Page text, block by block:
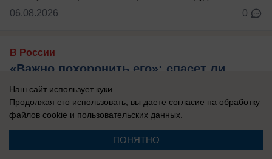
06.08.2026 0
В России
«Важно похоронить его»: спасет ли
бункер Зеленского украинскую
«верхушку» — кого надо уничтожить
первым
Украина осталась без ПВО и многие объекты
Наш сайт использует куки.
Продолжая его использовать, вы даете согласие на обработку
файлов cookie и пользовательских данных.
ПОНЯТНО